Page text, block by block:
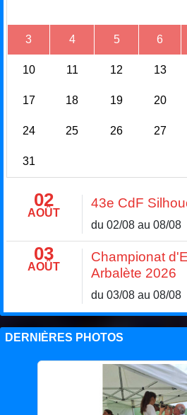
3 4 5 6
10 11 12 13
17 18 19 20
24 25 26 27
31
02
AOÛT
43e CdF
du 02/08 au 08/08
03
AOÛT
Championat
Arbalète 2026
du 03/08 au 08/08
DERNIÈRES PHOTOS